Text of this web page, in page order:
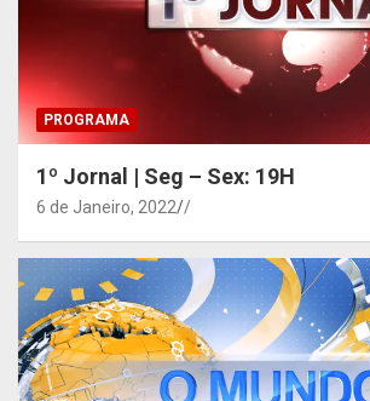
PROGRAMA
1º Jornal | Seg – Sex: 19H
6 de Janeiro, 2022 /